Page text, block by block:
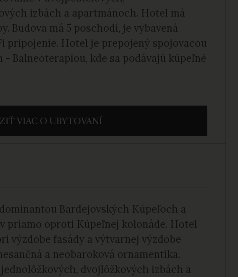
izbách a apartmánoch. Hotel má
Budova má 5 poschodí, je vybavená
pripojenie. Hotel je prepojený spojovacou
Balneoterapiou, kde sa podávajú kúpeľné
VIAC O UBYTOVANÍ
Bardejovských Kúpeľoch a
priamo oproti Kúpeľnej kolonáde. Hotel
výzdobe fasády a výtvarnej výzdobe
a neobaroková ornamentika.
dvojlôžkových izbách a